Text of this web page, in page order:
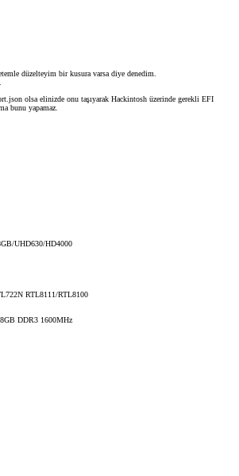
düzelteyim bir kusura varsa diye denedim.
olsa elinizde onu taşıyarak Hackintosh üzerinde gerekli EFI
bunu yapamaz.
UHD630/HD4000
RTL8111/RTL8100
DDR3 1600MHz